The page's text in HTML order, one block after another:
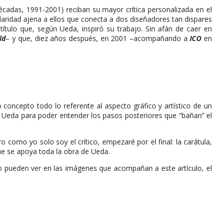
1991-2001) reciban su mayor crítica personalizada en el
ajena a ellos que conecta a dos diseñadores tan dispares
que, según Ueda, inspiró su trabajo. Sin afán de caer en
– y que, diez años después, en 2001 –acompañando a ICO en
concepto todo lo referente al aspecto gráfico y artístico de un
para poder entender los pasos posteriores que “bañan” el
como yo solo soy el crítico, empezaré por el final: la carátula,
se apoya toda la obra de Ueda.
pueden ver en las imágenes que acompañan a este artículo, el